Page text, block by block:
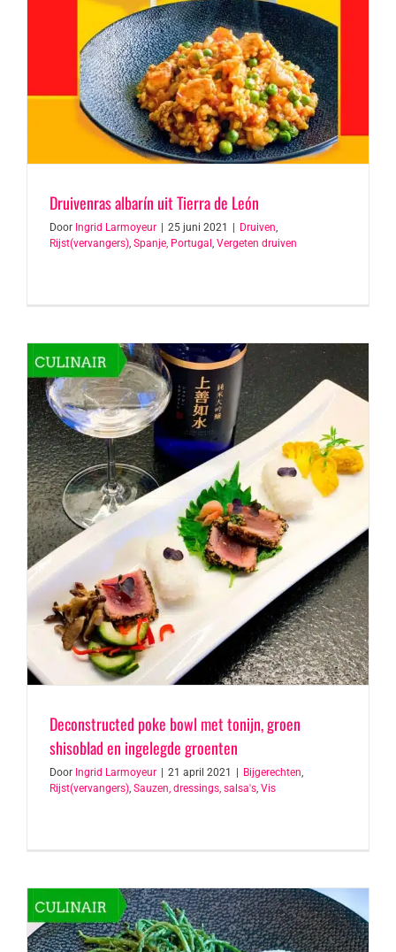
Druivenras albarín uit Tierra de León
Door Ingrid Larmoyeur 25 juni 2021 Druiven,
Rijst(vervangers), Spanje, Portugal , Vergeten druiven
Deconstructed poke bowl met tonijn, groen
shisoblad en ingelegde groenten
Door Ingrid Larmoyeur 21 april 2021 Bijgerechten,
Rijst(vervangers), Sauzen, dressings, salsa's, Vis